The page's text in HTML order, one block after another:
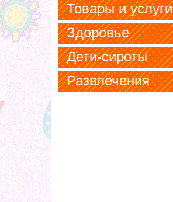
Товары и услуги
Здоровье
Дети-сироты
Развлечения